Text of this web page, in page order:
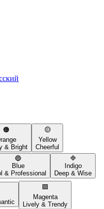
🟠
& Bright
🟡
Yellow
Cheerful
🔵
Blue
& Professional
🔷
Indigo
Deep & Wise
🟪
Magenta
Lively & Trendy